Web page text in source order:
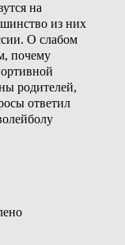
на
из них
О слабом
почему
родителей,
ответил